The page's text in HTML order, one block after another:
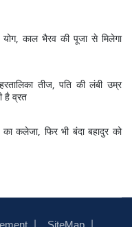
योग, काल भैरव की पूजा से मिलेगा
तीज, पति की लंबी उम्र
है व्रत
कलेजा, फिर भी बंदा बहादुर को
SiteMap